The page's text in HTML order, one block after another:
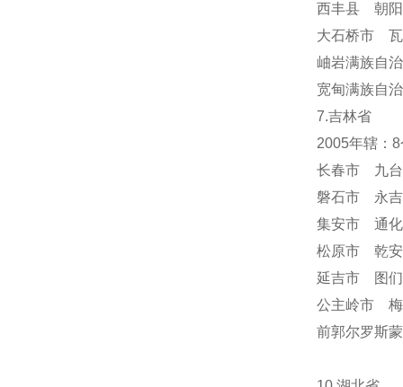
西丰县 朝
大石桥市
岫岩满族自
宽甸满族自
7.吉林省
2005年辖：
长春市 九
磐石市 永
集安市 通
松原市 乾
延吉市 图
公主岭市
前郭尔罗斯